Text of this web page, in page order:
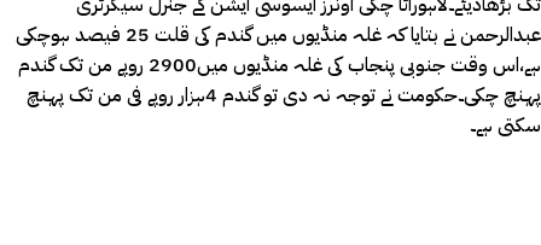
عبدالرحمن نے بتایا کہ غلہ منڈیوں میں گندم کی قلت 25 فیصد ہوچکی
ہے،اس وقت جنوبی پنجاب کی غلہ منڈیوں میں2900 روپے من تک گندم
پہنچ چکی۔حکومت نے توجہ نہ دی تو گندم 4ہزار روپے فی من تک پہنچ
سکتی ہے۔